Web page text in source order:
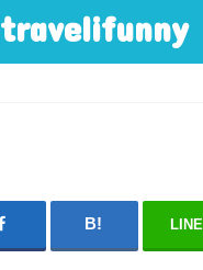
travelifunny
LINE